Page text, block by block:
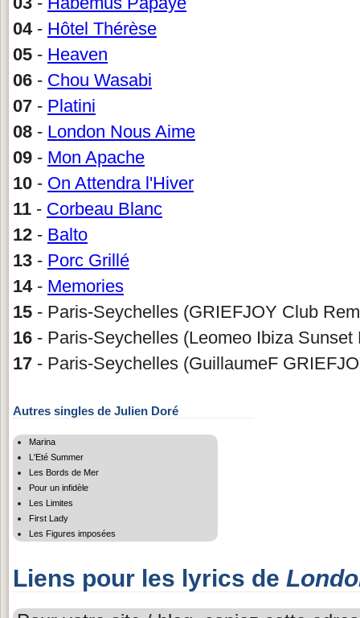
04- Hôtel Thérèse
05 - Heaven
06 - Chou Wasabi
07 - Platini
08 - London Nous Aime
09 - Mon Apache
10 - On Attendra l'Hiver
11 - Corbeau Blanc
12 - Balto
13 - Porc Grillé
14- Memories
15 - Paris-Seychelles (GRIEFJOY Club
16 - Paris-Seychelles (Leomeo Ibiza Sunset
17 - Paris-Seychelles (GuillaumeF
Autres singles de Julien Doré
Marina
L'Eté Summer
Les Bords de Mer
Pour un infidèle
Les Limites
First Lady
Les Figures imposées
Liens pour les lyrics de